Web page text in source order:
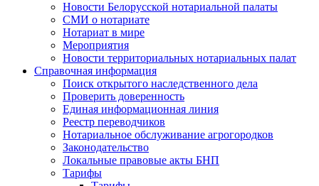
Новости Белорусской нотариальной палаты
СМИ о нотариате
Нотариат в мире
Мероприятия
Новости территориальных нотариальных палат
Справочная информация
Поиск открытого наследственного дела
Проверить доверенность
Единая информационная линия
Реестр переводчиков
Нотариальное обслуживание агрогородков
Законодательство
Локальные правовые акты БНП
Тарифы